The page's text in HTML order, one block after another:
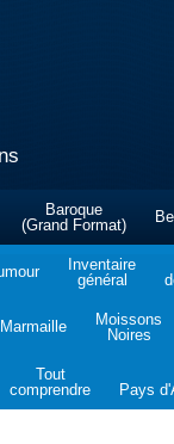
Baroque
(Grand Format)
Inventaire
général
Marmaille
Moissons
Noires
Tout
comprendre
Pays